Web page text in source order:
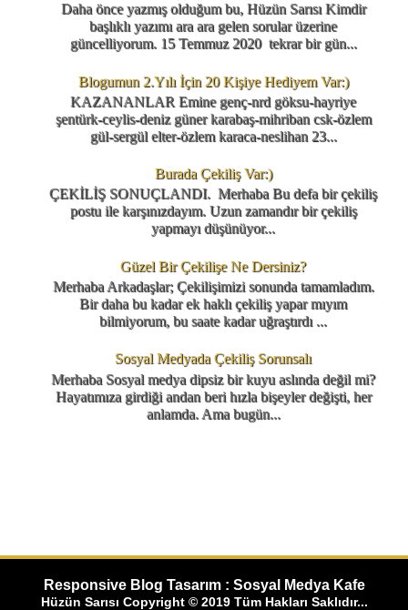
Daha önce yazmış olduğum bu, Hüzün Sarısı Kimdir
başlıklı yazımı ara ara gelen sorular üzerine
güncelliyorum. 15 Temmuz 2020 tekrar bir gün...
Blogumun 2.Yılı İçin 20 Kişiye Hediyem Var:)
KAZANANLAR Emine genç-nrd göksu-hayriye
şentürk-ceylis-deniz güner karabaş-mihriban csk-özlem
gül-sergül elter-özlem karaca-neslihan 23...
Burada Çekiliş Var:)
ÇEKİLİŞ SONUÇLANDI. Merhaba Bu defa bir çekiliş
postu ile karşınızdayım. Uzun zamandır bir çekiliş
yapmayı düşünüyor...
Güzel Bir Çekilişe Ne Dersiniz?
Merhaba Arkadaşlar; Çekilişimizi sonunda tamamladım.
Bir daha bu kadar ek haklı çekiliş yapar mıyım
bilmiyorum, bu saate kadar uğraştırdı ...
Sosyal Medyada Çekiliş Sorunsalı
Merhaba Sosyal medya dipsiz bir kuyu aslında değil mi?
Hayatımıza girdiği andan beri hızla bişeyler değişti, her
anlamda. Ama bugün...
Responsive Blog Tasarım : Sosyal Medya Kafe
Hüzün Sarısı Copyright © 2019 Tüm Hakları Saklıdır...